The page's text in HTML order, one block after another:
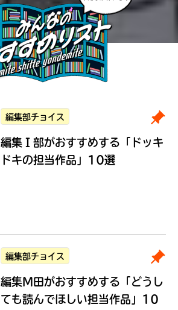
編集部チョイス
編集Ｉ部がおすすめする 「ドッキ
ドキの担当作品」10選
編集部チョイス
編集M田がおすすめする 「どうし
ても読んでほしい担当作品」10